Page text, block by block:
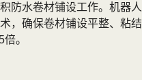
防水卷材铺设工作。机器人
，确保卷材铺设平整、粘结
。